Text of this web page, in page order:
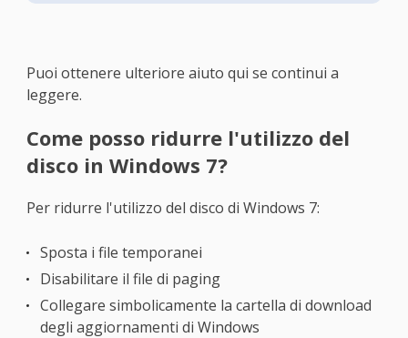
Puoi ottenere ulteriore aiuto qui se continui a
leggere.
Come posso ridurre l'utilizzo del
disco in Windows 7?
Per ridurre l'utilizzo del disco di Windows 7:
Sposta i file temporanei
Disabilitare il file di paging
Collegare simbolicamente la cartella di download
degli aggiornamenti di Windows